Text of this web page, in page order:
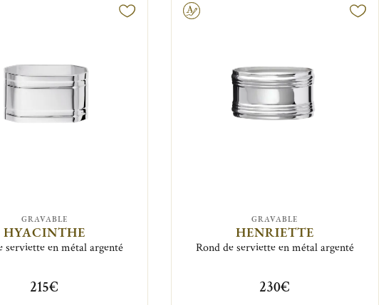
GRAVABLE
HYACINTHE
serviette en métal argenté
215€
Gravable
GRAVABLE
HENRIETTE
Rond de serviette en métal argenté
230€
Gravable